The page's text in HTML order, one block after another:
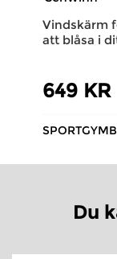
Vindskärm
att blåsa i
649 KR
Du